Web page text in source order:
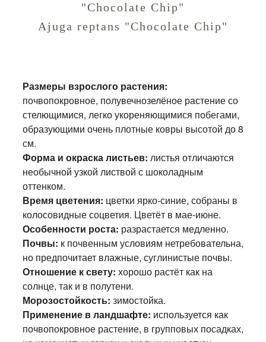
"Chocolate Chip"
Ajuga reptans "Chocolate Chip"
Размеры взрослого растения:
почвопокровное, полувечнозелёное растение со
стелющимися, легко укореняющимися побегами,
образующими очень плотные ковры высотой до 8
см.
Форма и окраска листьев: листья отличаются
необычной узкой листвой с шоколадным
оттенком.
Время цветения: цветки ярко-синие, собраны в
колосовидные соцветия. Цветёт в мае-июне.
Особенности роста: разрастается медленно.
Почвы: к почвенным условиям нетребовательна,
но предпочитает влажные, суглинистые почвы.
Отношение к свету: хорошо растёт как на
солнце, так и в полутени.
Морозостойкость: зимостойка.
Применение в ландшафте: используется как
почвопокровное растение, в групповых посадках,